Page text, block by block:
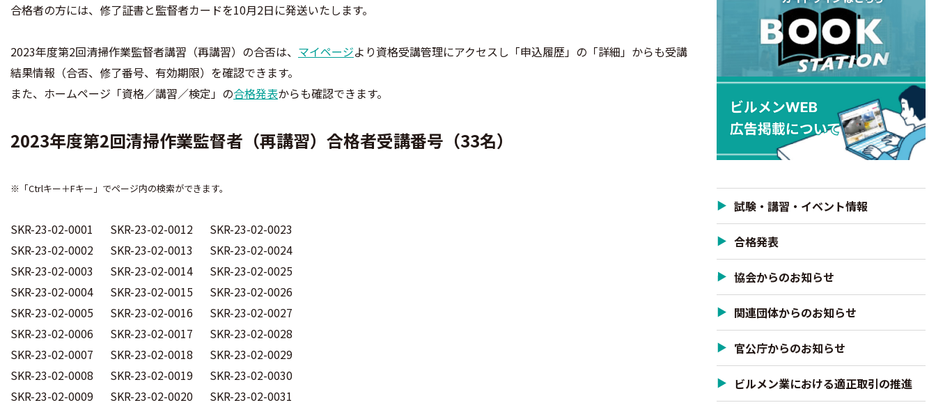
合格者の方には、修了証書と監督者カードを10月2日に発送いたします。
2023年度第2回清掃作業監督者講習（再講習）の合否は、 マイページより資格受講管理にアクセスし「申込履歴」の「詳細」からも受講
結果情報（合否、修了番号、有効期限）を確認できます。
また、ホームページ「資格／講習／検定」の合格発表からも確認できます。
2023年度第2回清掃作業監督者（再講習）合格者受講番号（33名）
※「Ctrlキー＋Fキー」でページ内の検索ができます。
SKR-23-02-0001 SKR-23-02-0012 SKR-23-02-0023
SKR-23-02-0002 SKR-23-02-0013 SKR-23-02-0024
SKR-23-02-0003 SKR-23-02-0014 SKR-23-02-0025
SKR-23-02-0004 SKR-23-02-0015 SKR-23-02-0026
SKR-23-02-0005 SKR-23-02-0016 SKR-23-02-0027
SKR-23-02-0006 SKR-23-02-0017 SKR-23-02-0028
SKR-23-02-0007 SKR-23-02-0018 SKR-23-02-0029
SKR-23-02-0008 SKR-23-02-0019 SKR-23-02-0030
SKR-23-02-0009 SKR-23-02-0020 SKR-23-02-0031
試験・講習・イベント情報
合格発表
協会からのお知らせ
関連団体からのお知らせ
官公庁からのお知らせ
ビルメン業における適正取引の推進